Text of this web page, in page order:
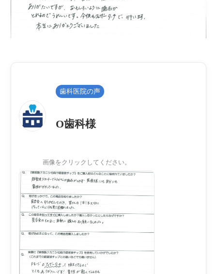
歯科医院の声
O歯科様
画像をクリックしてください。